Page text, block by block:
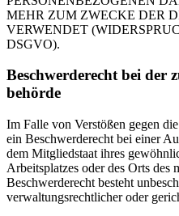
MEHR ZUM ZWECKE DER
VERWENDET
DSGVO).
Beschwerde­recht bei der
behörde
Im Falle von Verstößen gegen
ein Beschwerderecht bei einer
dem Mitgliedstaat ihres
Arbeitsplatzes oder des Orts des
Beschwerderecht besteht
verwaltungsrechtlicher oder